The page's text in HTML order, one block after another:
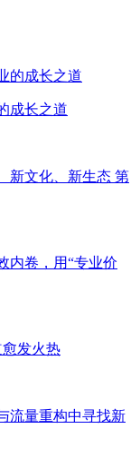
成长之道
新文化、新生态 第
内卷，用“专业价
发火热